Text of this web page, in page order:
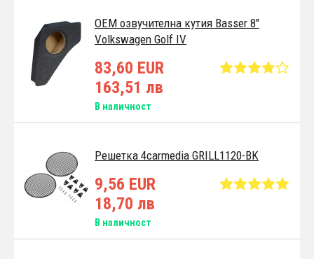
OEM озвучителна кутия Basser 8"
Volkswagen Golf IV
83,60 EUR
163,51 лв
В наличност
Решетка 4carmedia GRILL1120-BK
9,56 EUR
18,70 лв
В наличност